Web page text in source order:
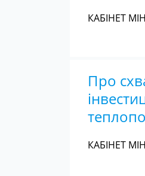
КАБІНЕТ
Про
КАБІНЕТ